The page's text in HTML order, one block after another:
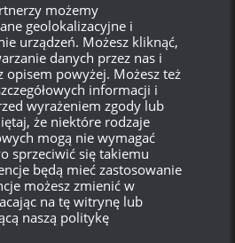
możemy
geolokalizacyjne i
urządzeń. Możesz kliknąć,
danych przez nas i
opisem powyżej. Możesz też
informacji i
wyrażeniem zgody lub
że niektóre rodzaje
mogą nie wymagać
sprzeciwić się takiemu
będą mieć zastosowanie
możesz zmienić w
na tę witrynę lub
naszą politykę